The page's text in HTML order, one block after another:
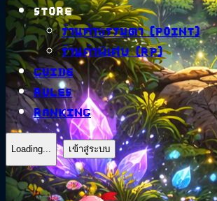
Store
ร้านค้าธรรมดา (Point)
ร้านค้าพิเศษ (RP)
Guide
Rules
Ranking
Loading... เข้าสู่ระบบ